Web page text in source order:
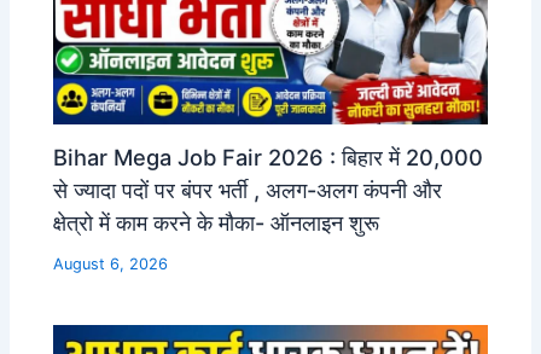
Bihar Mega Job Fair 2026 : बिहार में 20,000
से ज्यादा पदों पर बंपर भर्ती , अलग-अलग कंपनी और
क्षेत्रो में काम करने के मौका- ऑनलाइन शुरू
August 6, 2026